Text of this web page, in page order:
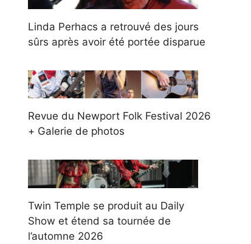
Linda Perhacs a retrouvé des jours
sûrs après avoir été portée disparue
Revue du Newport Folk Festival 2026
+ Galerie de photos
Twin Temple se produit au Daily
Show et étend sa tournée de
l’automne 2026